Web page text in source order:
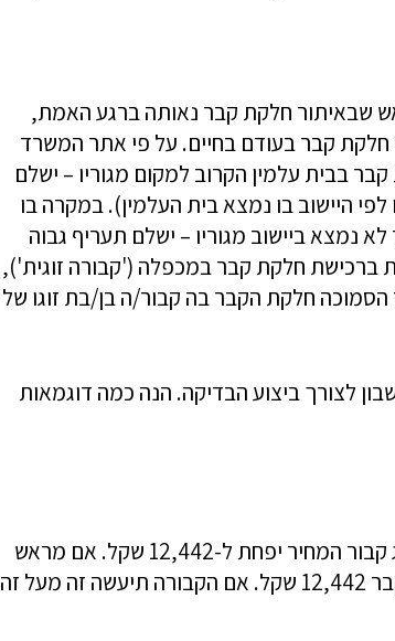
שבאיתור חלקת קבר נאותה ברגע האמת,
קבר בעודם בחיים. על פי אתר המשרד
בבית עלמין הקרוב למקום מגוריו – ישלם
היישוב בו נמצא בית העלמין). במקרה בו
נמצא ביישוב מגוריו – ישלם תעריף גבוה
ברכישת חלקת קבר במכפלה ('קבורה זוגית'),
הסמוכה חלקת הקבר בה קבור/ה בן/בת זוגו של
לצורך ביצוע הבדיקה. הנה כמה דוגמאות
קבר ליחיד יעלה 15,552 שקל. אם הקבר בצמוד לבן זוג קבור המחיר יפחת ל-12,442 שקל. אם מראש
תירכש חלקה זוגית, כשהקברים זה לצד זה – יעלה כל קבר 12,442 שקל. אם הקבורה תיעשה זה מעל זה